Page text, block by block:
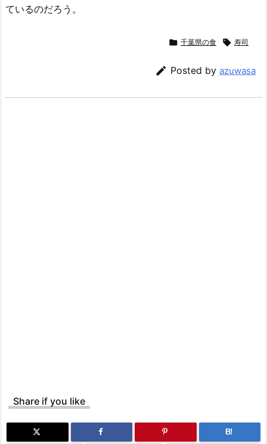
ているのだろう。
 千葉県の食  寿司
 Posted by azuwasa
Share if you like
B!